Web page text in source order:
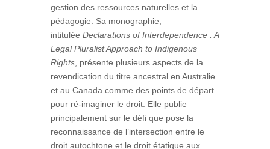
gestion des ressources naturelles et la
pédagogie. Sa monographie,
intitulée Declarations of Interdependence : A
Legal Pluralist Approach to Indigenous
Rights , présente plusieurs aspects de la
revendication du titre ancestral en Australie
et au Canada comme des points de départ
pour ré-imaginer le droit. Elle publie
principalement sur le défi que pose la
reconnaissance de l’intersection entre le
droit autochtone et le droit étatique aux